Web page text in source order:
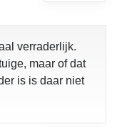
verraderlijk.
maar of dat
is is daar niet